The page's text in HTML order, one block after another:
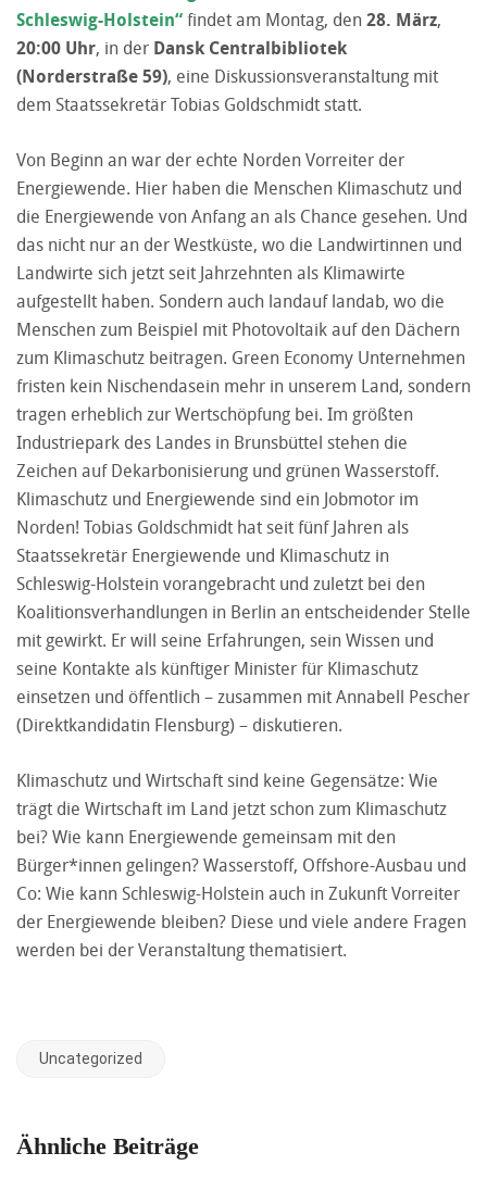
Schleswig-Holstein“findet am Montag, den28. März,
20:00 Uhr, in der Dansk Centralbibliotek
(Norderstraße 59), eine Diskussionsveranstaltung mit
dem Staatssekretär Tobias Goldschmidt statt.
Von Beginn an war der echte Norden Vorreiter der
Energiewende. Hier haben die Menschen Klimaschutz und
die Energiewende von Anfang an als Chance gesehen. Und
das nicht nur an der Westküste, wo die Landwirtinnen und
Landwirte sich jetzt seit Jahrzehnten als Klimawirte
aufgestellt haben. Sondern auch landauf landab, wo die
Menschen zum Beispiel mit Photovoltaik auf den Dächern
zum Klimaschutz beitragen. Green Economy Unternehmen
fristen kein Nischendasein mehr in unserem Land, sondern
tragen erheblich zur Wertschöpfung bei. Im größten
Industriepark des Landes in Brunsbüttel stehen die
Zeichen auf Dekarbonisierung und grünen Wasserstoff.
Klimaschutz und Energiewende sind ein Jobmotor im
Norden! Tobias Goldschmidt hat seit fünf Jahren als
Staatssekretär Energiewende und Klimaschutz in
Schleswig-Holstein vorangebracht und zuletzt bei den
Koalitionsverhandlungen in Berlin an entscheidender Stelle
mit gewirkt. Er will seine Erfahrungen, sein Wissen und
seine Kontakte als künftiger Minister für Klimaschutz
einsetzen und öffentlich – zusammen mit Annabell Pescher
(Direktkandidatin Flensburg) – diskutieren.
Klimaschutz und Wirtschaft sind keine Gegensätze: Wie
trägt die Wirtschaft im Land jetzt schon zum Klimaschutz
bei? Wie kann Energiewende gemeinsam mit den
Bürger*innen gelingen? Wasserstoff, Offshore-Ausbau und
Co: Wie kann Schleswig-Holstein auch in Zukunft Vorreiter
der Energiewende bleiben? Diese und viele andere Fragen
werden bei der Veranstaltung thematisiert.
Uncategorized
Ähnliche Beiträge